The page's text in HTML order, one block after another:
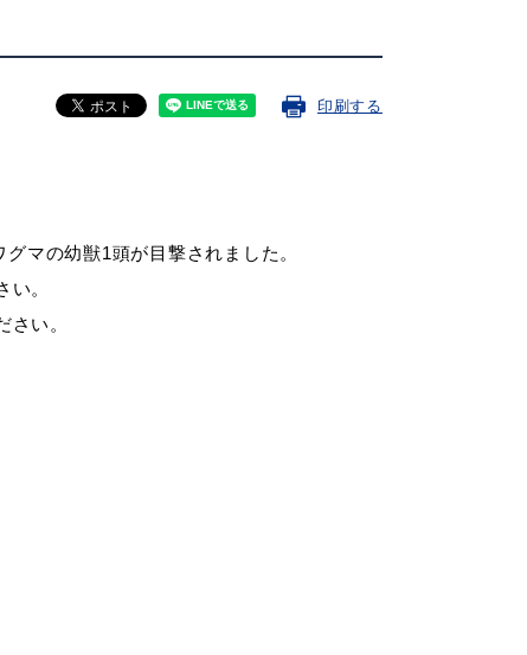
各種相談窓口
印刷する
マの幼獣1頭が目撃されました。
。
い。